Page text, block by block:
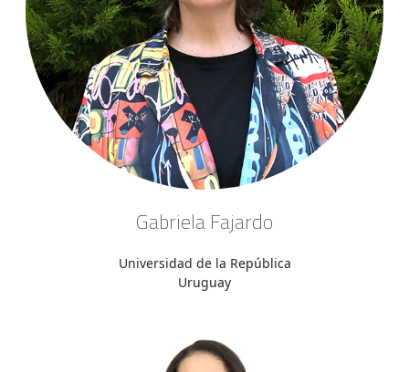
Gabriela Fajardo
Universidad de la República
Uruguay